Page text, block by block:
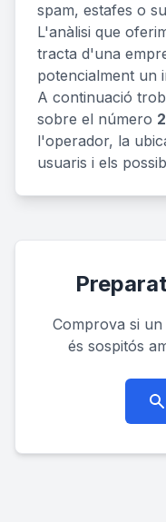
spam, estafes o
L'anàlisi que
tracta d'una
potencialment un
A continuació
sobre el número
l'operador, la
usuaris i els
Comprova si
és sospitós